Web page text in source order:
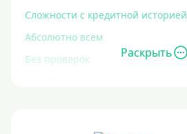
Сложности с кредитной историей
Абсолютно всем
Без проверок
Раскрыть